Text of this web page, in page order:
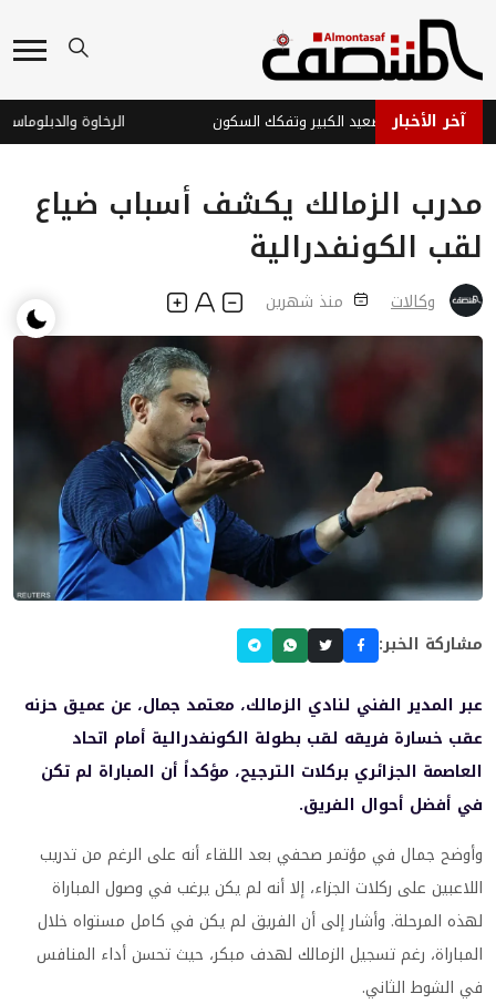
آخر الأخبار
الجديدة: التصعيد الكبير وتفكك السكون الرخاوة والدبلوماسية
مدرب الزمالك يكشف أسباب ضياع
لقب الكونفدرالية
وكالات منذ شهرين
مشاركة الخبر:
عبر المدير الفني لنادي الزمالك، معتمد جمال، عن عميق حزنه
عقب خسارة فريقه لقب بطولة الكونفدرالية أمام اتحاد
العاصمة الجزائري بركلات الترجيح، مؤكداً أن المباراة لم تكن
في أفضل أحوال الفريق.
وأوضح جمال في مؤتمر صحفي بعد اللقاء أنه على الرغم من تدريب
اللاعبين على ركلات الجزاء، إلا أنه لم يكن يرغب في وصول المباراة
لهذه المرحلة. وأشار إلى أن الفريق لم يكن في كامل مستواه خلال
المباراة، رغم تسجيل الزمالك لهدف مبكر، حيث تحسن أداء المنافس
في الشوط الثاني.